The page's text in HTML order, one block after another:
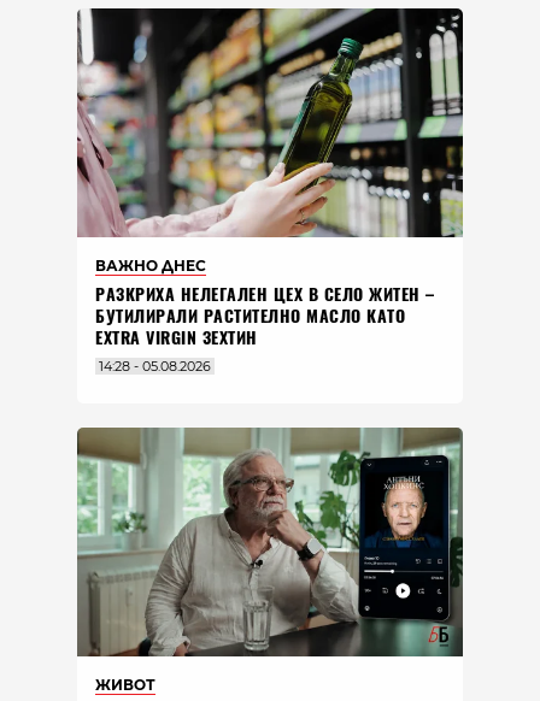
ВАЖНО ДНЕС
РАЗКРИХА НЕЛЕГАЛЕН ЦЕХ В СЕЛО ЖИТЕН –
БУТИЛИРАЛИ РАСТИТЕЛНО МАСЛО КАТО
EXTRA VIRGIN ЗЕХТИН
14:28 - 05.08.2026
ЖИВОТ